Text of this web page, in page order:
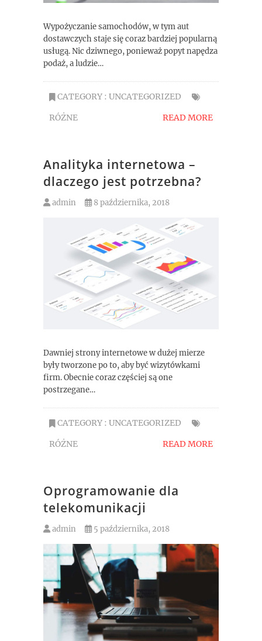
Wypożyczanie samochodów, w tym aut
dostawczych staje się coraz bardziej popularną
usługą. Nic dziwnego, ponieważ popyt napędza
podaż, a ludzie…
CATEGORY : UNCATEGORIZED
RÓŻNE
READ MORE
Analityka internetowa –
dlaczego jest potrzebna?
admin 8 października, 2018
Dawniej strony internetowe w dużej mierze
były tworzone po to, aby być wizytówkami
firm. Obecnie coraz częściej są one
postrzegane…
CATEGORY : UNCATEGORIZED
RÓŻNE
READ MORE
Oprogramowanie dla
telekomunikacji
admin 5 października, 2018